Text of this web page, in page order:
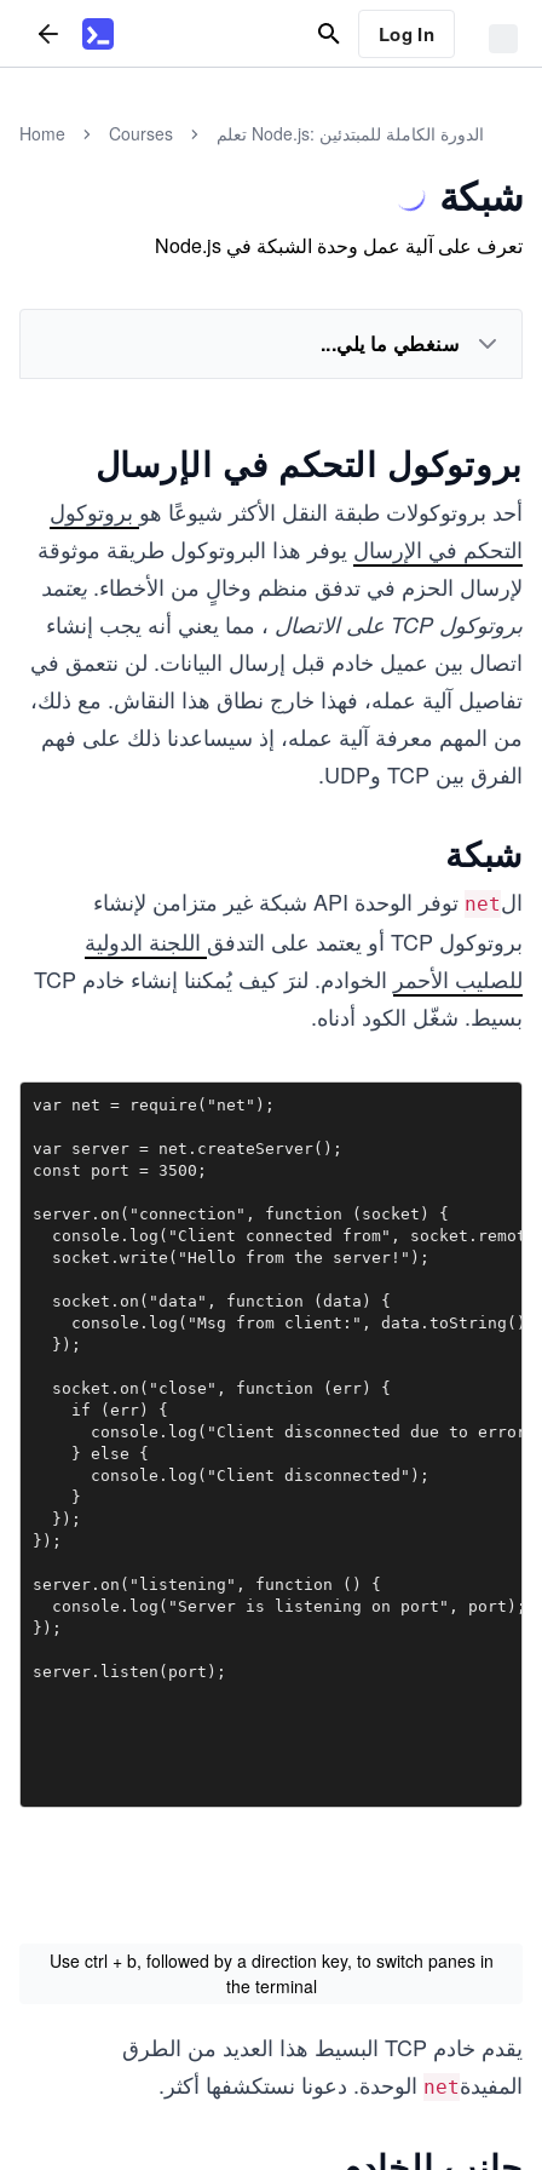
Log In
Home Courses تعلم Node.js: الدورة الكاملة للمبتدئين
شبكة
تعرف على آلية عمل وحدة الشبكة في Node.js
سنغطي ما يلي...
بروتوكول التحكم في الإرسال
أحد بروتوكولات طبقة النقل الأكثر شيوعًا هو بروتوكول
التحكم في الإرسال يوفر هذا البروتوكول طريقة موثوقة
لإرسال الحزم في تدفق منظم وخالٍ من الأخطاء. يعتمد
بروتوكول TCP على الاتصال
، مما يعني أنه يجب إنشاء
اتصال بين عميل خادم قبل إرسال البيانات. لن نتعمق في
تفاصيل آلية عمله، فهذا خارج نطاق هذا النقاش. مع ذلك،
من المهم معرفة آلية عمله، إذ سيساعدنا ذلك على فهم
الفرق بين TCP وUDP.
شبكة
الnet
توفر الوحدة API شبكة غير متزامن لإنشاء
بروتوكول TCP أو يعتمد على التدفق
اللجنة الدولية
للصليب الأحمر
الخوادم. لنرَ كيف يُمكننا إنشاء خادم TCP
بسيط. شغّل الكود أدناه.
var net = require("net");
var server = net.createServer();
const port = 3500;
server.on("connection", function (socket) {
console.log("Client connected from",
  socket.write("Hello from the server!");
  socket.on("data", function (data) {
console.log("Msg from client:",
  });
  socket.on("close", function (err) {
    if (err) {
console.log("Client disconnected due to
    } else {
      console.log("Client disconnected");
    }
  });
});
server.on("listening", function () {
  console.log("Server is listening on port", port);
});
Use ctrl + b, followed by a direction key, to switch panes in
the terminal
يقدم خادم TCP البسيط هذا العديد من الطرق
المفيدةnet الوحدة. دعونا نستكشفها أكثر.